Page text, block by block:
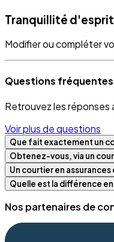
Tranquillité
Modifier ou compléter
Questions
Retrouvez les réponses
Voir plus de questions
Que fait exactement un
Obtenez-vous, via un
Un courtier en
Quelle est la différence
Nos partenaires de